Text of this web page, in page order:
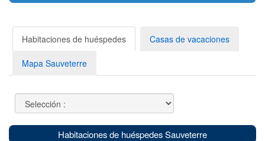
Habitaciones de huéspedes Casas de vacaciones
Mapa Sauveterre
Habitaciones de huéspedes Sauveterre